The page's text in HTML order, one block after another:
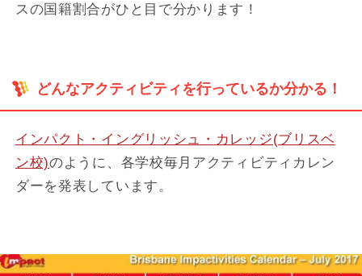
スの国籍割合がひと目で分かります！
どんなアクティビティを行っているか分かる！
インパクト・イングリッシュ・カレッジ(ブリスベ
ン校)のように、各学校毎月アクティビティカレン
ダーを発表しています。